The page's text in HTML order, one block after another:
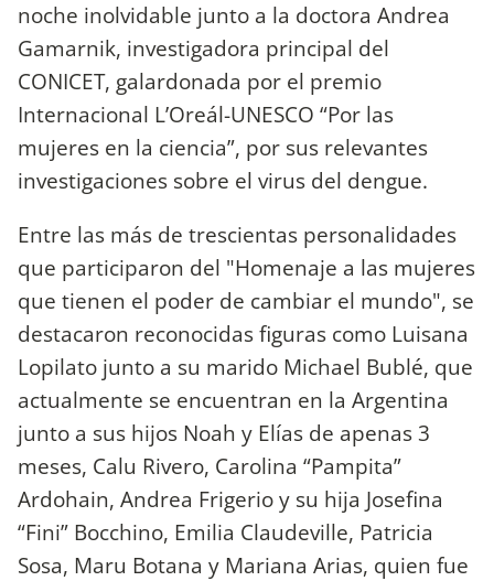
noche inolvidable junto a la doctora Andrea
Gamarnik, investigadora principal del
CONICET, galardonada por el premio
Internacional L’Oreál-UNESCO “Por las
mujeres en la ciencia”, por sus relevantes
investigaciones sobre el virus del dengue.
Entre las más de trescientas personalidades
que participaron del "Homenaje a las mujeres
que tienen el poder de cambiar el mundo", se
destacaron reconocidas figuras como Luisana
Lopilato junto a su marido Michael Bublé, que
actualmente se encuentran en la Argentina
junto a sus hijos Noah y Elías de apenas 3
meses, Calu Rivero, Carolina “Pampita”
Ardohain, Andrea Frigerio y su hija Josefina
“Fini” Bocchino, Emilia Claudeville, Patricia
Sosa, Maru Botana y Mariana Arias, quien fue